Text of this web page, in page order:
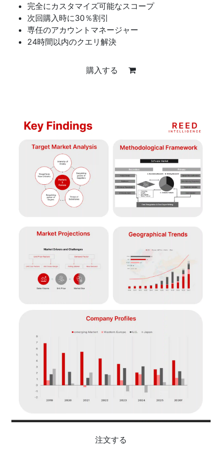
完全にカスタマイズ可能なスコープ
次回購入時に30％割引
専任のアカウントマネージャー
24時間以内のクエリ解決
購入する
注文する